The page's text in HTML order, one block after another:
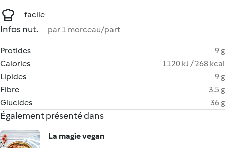
facile
Infos nut. par 1 morceau/part
Protides
9 g
Calories
1120 kJ / 268 kcal
Lipides
9 g
Fibre
3.5 g
Glucides
36 g
Également présenté dans
La magie vegan